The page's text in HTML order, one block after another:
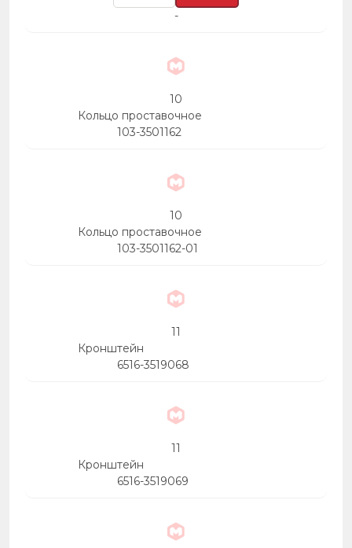
-
10
Кольцо проставочное
103-3501162
10
Кольцо проставочное
103-3501162-01
11
Кронштейн
6516-3519068
11
Кронштейн
6516-3519069